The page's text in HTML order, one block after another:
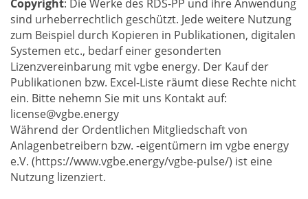
Copyright: Die Werke des RDS-PP und ihre Anwendung
sind urheberrechtlich geschützt. Jede weitere Nutzung
zum Beispiel durch Kopieren in Publikationen, digitalen
Systemen etc., bedarf einer gesonderten
Lizenzvereinbarung mit vgbe energy. Der Kauf der
Publikationen bzw. Excel-Liste räumt diese Rechte nicht
ein. Bitte nehemn Sie mit uns Kontakt auf:
license@vgbe.energy
Während der Ordentlichen Mitgliedschaft von
Anlagenbetreibern bzw. -eigentümern im vgbe energy
e.V. (https://www.vgbe.energy/vgbe-pulse/) ist eine
Nutzung lizenziert.